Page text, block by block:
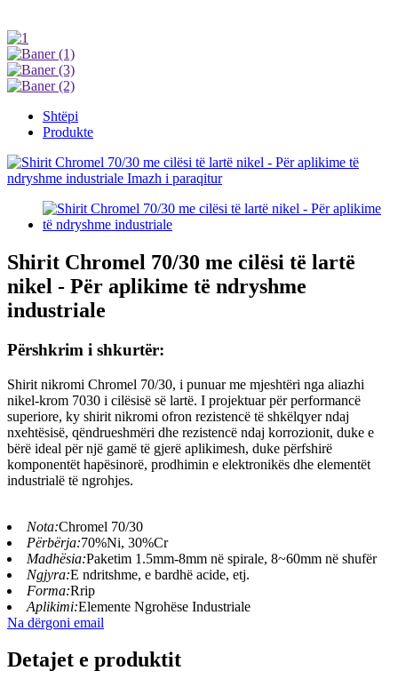
Shtëpi
Produkte
Shirit Chromel 70/30 me cilësi të lartë
nikel - Për aplikime të ndryshme
industriale
Përshkrim i shkurtër:
Shirit nikromi Chromel 70/30, i punuar me mjeshtëri nga aliazhi
nikel-krom 7030 i cilësisë së lartë. I projektuar për performancë
superiore, ky shirit nikromi ofron rezistencë të shkëlqyer ndaj
nxehtësisë, qëndrueshmëri dhe rezistencë ndaj korrozionit, duke e
bërë ideal për një gamë të gjerë aplikimesh, duke përfshirë
komponentët hapësinorë, prodhimin e elektronikës dhe elementët
industrialë të ngrohjes.
Nota:Chromel 70/30
Përbërja:70%Ni, 30%Cr
Madhësia:Paketim 1.5mm-8mm në spirale, 8~60mm në shufër
Ngjyra:E ndritshme, e bardhë acide, etj.
Forma:Rrip
Aplikimi:Elemente Ngrohëse Industriale
Na dërgoni email
Detajet e produktit